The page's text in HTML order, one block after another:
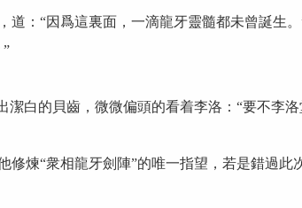
：“因爲這裏面，一滴龍牙靈髓都未曾誕生。
白的貝齒，微微偏頭的看着李洛：“要不李
煉“衆相龍牙劍陣”的唯一指望，若是錯過此